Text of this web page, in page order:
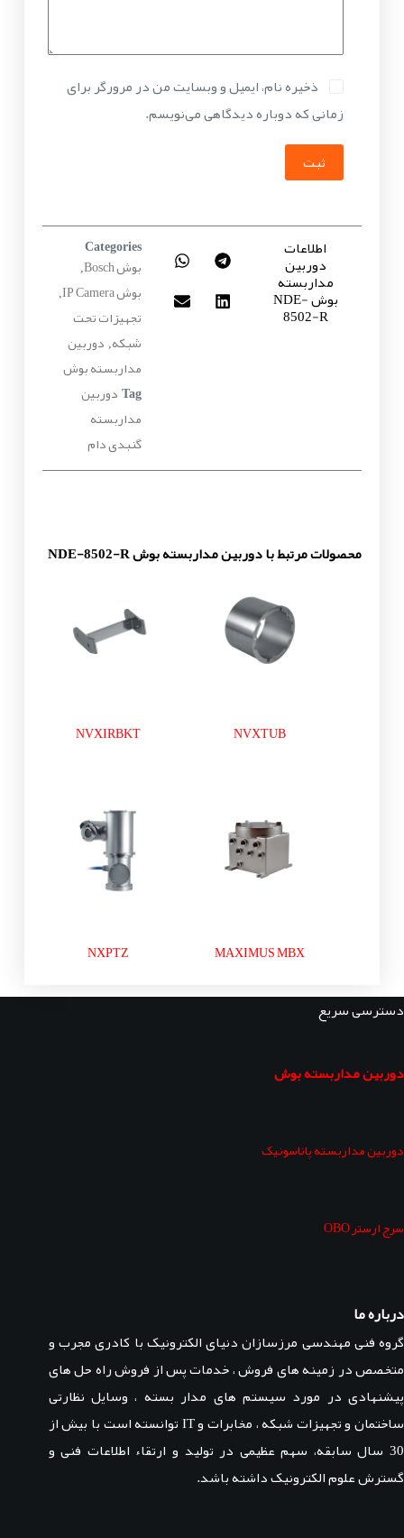
ذخیره نام، ایمیل و وبسایت من در مرورگر برای
زمانی که دوباره دیدگاهی می‌نویسم.
ثبت
اطلاعات
دوربین
مداربسته
بوش NDE-
8502-R
Categories
بوش Bosch ,
بوش IP Camera ,
تجهیزات تحت
شبکه, دوربین
مداربسته بوش
Tag دوربین
مداربسته
گنبدی دام
محصولات مرتبط با دوربین مداربسته بوش NDE-8502-R
NVXTUB
NVXIRBKT
MAXIMUS MBX
NXPTZ
دسترسی سریع
دوربین مداربسته بوش
دوربین مداربسته پاناسونیک
سرج ارستر OBO
درباره ما
گروه فنی مهندسی مرزسازان دنیای الکترونیک با کادری مجرب و
متخصص در زمینه های فروش ، خدمات پس از فروش راه حل های
پیشنهادی در مورد سیستم های مدار بسته ، وسایل نظارتی
ساختمان و تجهیزات شبکه ، مخابرات و IT توانسته است با بیش از
30 سال سابقه، سهم عظیمی در تولید و ارتقاء اطلاعات فنی و
گسترش علوم الکترونیک داشته باشد.